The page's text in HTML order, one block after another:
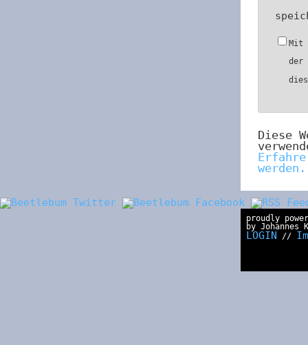
Mit
der
Diese
werden.
proudly
by Johannes
LOGIN //